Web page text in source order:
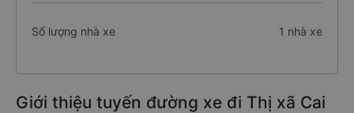
Số lượng nhà xe 1 nhà xe
Giới thiệu tuyến đường xe đi Thị xã Cai